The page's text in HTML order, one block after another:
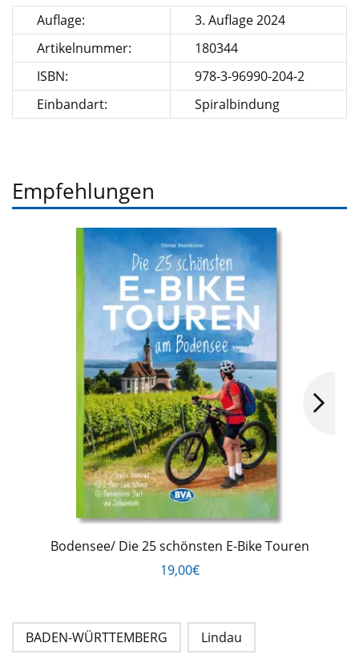
Auflage:
3. Auflage 2024
Artikelnummer:
180344
ISBN:
978-3-96990-204-2
Einbandart:
Spiralbindung
Empfehlungen
Bodensee/ Die 25 schönsten E-Bike Touren
19,00€
BADEN-WÜRTTEMBERG Lindau